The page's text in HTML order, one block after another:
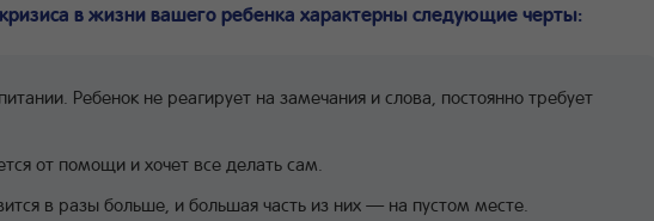
в жизни вашего ребенка характерны следующие черты:
Ребенок не реагирует на замечания и слова, постоянно требует
от помощи и хочет все делать сам.
в разы больше, и большая часть из них — на пустом месте.